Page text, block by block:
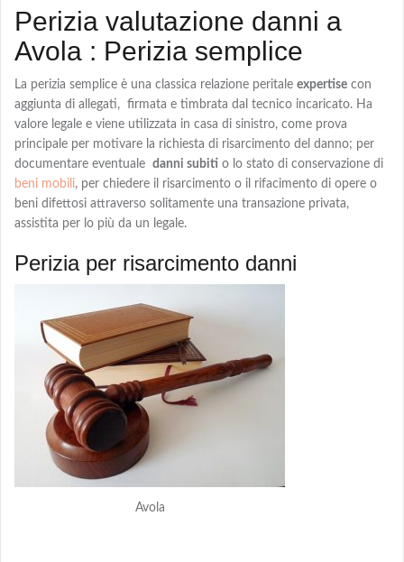
Perizia valutazione danni a
Avola : Perizia semplice
La perizia semplice è una classica relazione peritale expertise con
aggiunta di allegati, firmata e timbrata dal tecnico incaricato. Ha
valore legale e viene utilizzata in casa di sinistro, come prova
principale per motivare la richiesta di risarcimento del danno; per
documentare eventuale danni subiti o lo stato di conservazione di
beni mobili, per chiedere il risarcimento o il rifacimento di opere o
beni difettosi attraverso solitamente una transazione privata,
assistita per lo più da un legale.
Perizia per risarcimento danni
Avola